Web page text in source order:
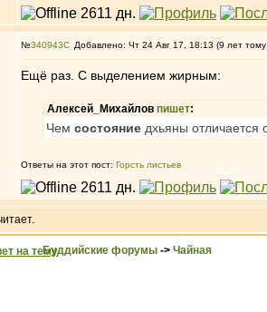
№340943 Добавлено: Чт 24 Авг 17, 18:13 (9 лет
Ещё раз. С выделением жирным:
Алексей_Михайлов пишет:
Чем состояние дхьяны отличается
Ответы на этот пост: Горсть листьев
Буддийские форумы -> Чайная